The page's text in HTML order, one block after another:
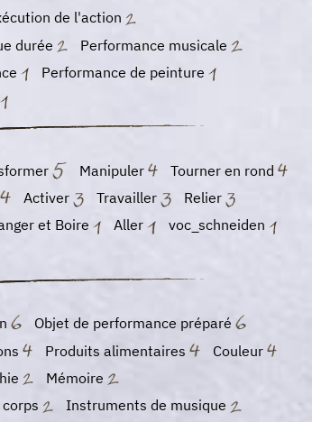
de l'action
durée
Performance musicale
Performance de peinture
Manipuler
Tourner en rond
Activer Travailler
Relier
et Boire Aller
voc_schneiden
Objet de performance préparé
Produits alimentaires
Couleur
Mémoire
Instruments de musique